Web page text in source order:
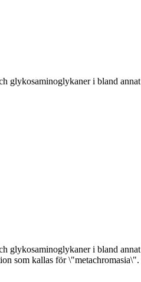
glykosaminoglykaner i bland
glykosaminoglykaner i bland
som kallas för